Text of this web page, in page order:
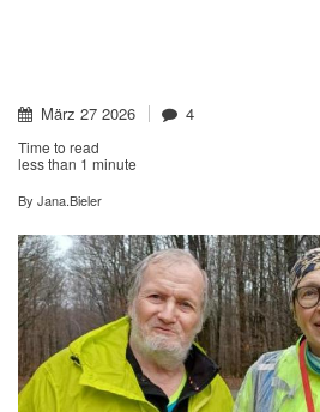
März 27 2026 4
Time to read
less than 1 minute
By Jana.Bieler